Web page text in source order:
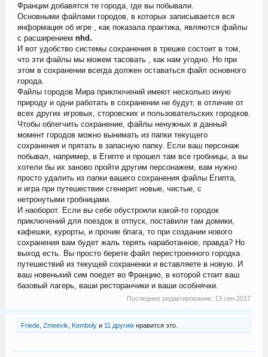
Франции добавятся те города, где вы побывали.
Основными файлами городов, в которых записывается вся
информация об игре , как показала практика, являются файлы
с расширением nhd.
И вот удобство системы сохранения в трешке состоит в том,
что эти файлы мы можем тасовать , как нам угодно. Но при
этом в сохранении всегда должен оставаться файл основного
города.
Файлы городов Мира приключений имеют несколько иную
природу и одни работать в сохранении не будут, в отличие от
всех других игровых, сторовских и пользовательских городков.
Чтобы облегчить сохранение, файлы ненужных в данный
момент городов можно вынимать из папки текущего
сохранения и прятать в запасную папку. Если ваш персонаж
побывал, например, в Египте и прошел там все гробницы, а вы
хотели бы их заново пройти другим персонажем, вам нужно
просто удалить из папки вашего сохранения файлы Египта,
и игра при путешествии сгенерит новые, чистые, с
нетронутыми гробницами.
И наоборот. Если вы себе обустроили какой-то городок
приключений для поездок в отпуск, поставили там домики,
кафешки, курорты, и прочие блага, то при создании нового
сохранения вам будет жаль терять наработанное, правда? Но
выход есть. Вы просто берете файл перестроенного городка
путешествий из текущей сохраненки и вставляете в новую. И
ваш новенький сим поедет во Францию, в которой стоит ваш
базовый лагерь, ваши ресторанчики и ваши особнячки.
Последнее редактирование: 13 сен 2017
Friede, Zmeevik Kembolyи 11 другим нравится это.